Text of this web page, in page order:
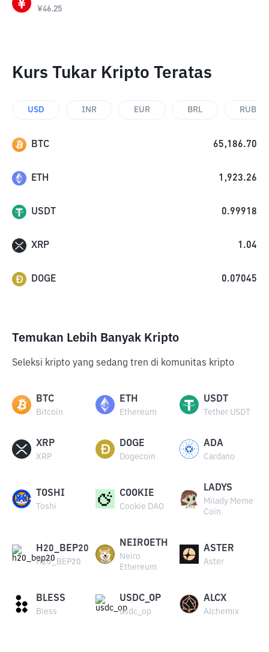
¥46.25
Kurs Tukar Kripto Teratas
USD INR EUR BRL RUB
BTC 65,186.70
ETH 1,923.26
USDT 0.99918
XRP 1.04
DOGE 0.07045
Temukan Lebih Banyak Kripto
Seleksi kripto yang sedang tren di komunitas kripto
BTC
Bitcoin
ETH
Ethereum
USDT
Tether USDT
XRP
XRP
DOGE
Dogecoin
ADA
Cardano
TOSHI
Toshi
COOKIE
Cookie DAO
LADYS
Milady Meme
Coin
H20_BEP20
H20_BEP20
NEIROETH
Neiro
Ethereum
ASTER
Aster
BLESS
Bless
USDC_OP
usdc_op
ALCX
Alchemix